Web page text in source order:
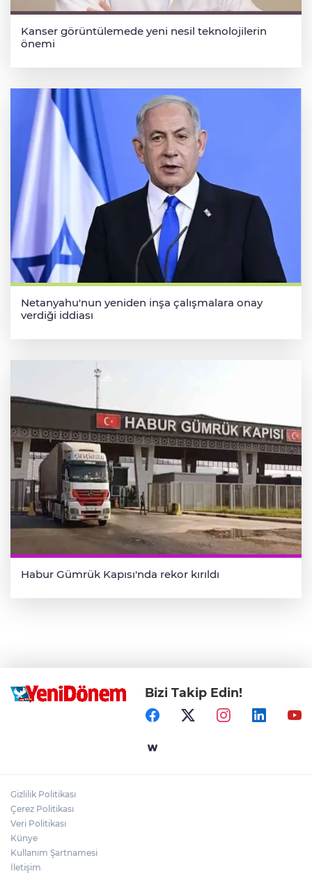
Kanser görüntülemede yeni nesil teknolojilerin
önemi
Netanyahu'nun yeniden inşa çalışmalara onay
verdiği iddiası
Habur Gümrük Kapısı'nda rekor kırıldı
Bizi Takip Edin!
Gizlilik Politikası
Çerez Politikası
Veri Politikası
Künye
Kullanım Şartnamesi
İletişim